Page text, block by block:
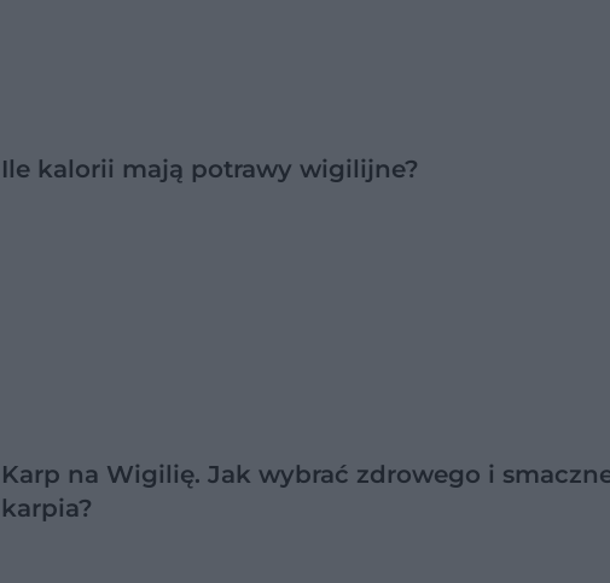
Ile kalorii mają potrawy wigilijne?
Karp na Wigilię. Jak wybrać zdrowego i
karpia?